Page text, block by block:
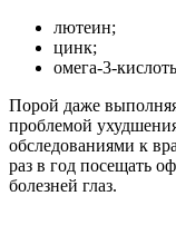
лютеин;
цинк;
омега-3-
Порой даже
проблемой
обследованиями к
раз в год посещать
болезней глаз.